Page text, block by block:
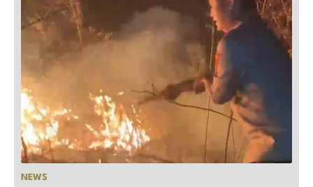
NEWS